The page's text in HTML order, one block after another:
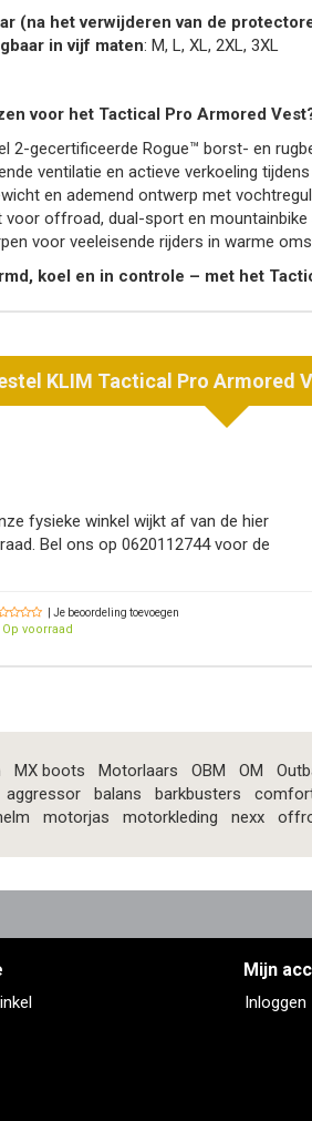
(na het verwijderen van de
in vijf maten: M, L, XL, 2XL, 3XL
voor het Tactical Pro Armored
2-gecertificeerde Rogue™ borst- en
ventilatie en actieve verkoeling
en ademend ontwerp met
voor offroad, dual-sport en mountainbike
voor veeleisende rijders in warme
koel en in controle – met het
KLIM Tactical Pro Armored
fysieke winkel wijkt af van de hier
Bel ons op 0620112744 voor de
| Je beoordeling toevoegen
Op voorraad
MX boots Motorlaars OBM OM
aggressor balans barkbusters
motorjas motorkleding nexx
Mijn
Inloggen